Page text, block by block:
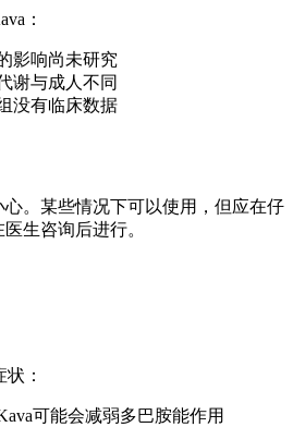
：
影响尚未研究
谢与成人不同
没有临床数据
。某些情况下可以使用，但应在仔
生咨询后进行。
：
可能会减弱多巴胺能作用